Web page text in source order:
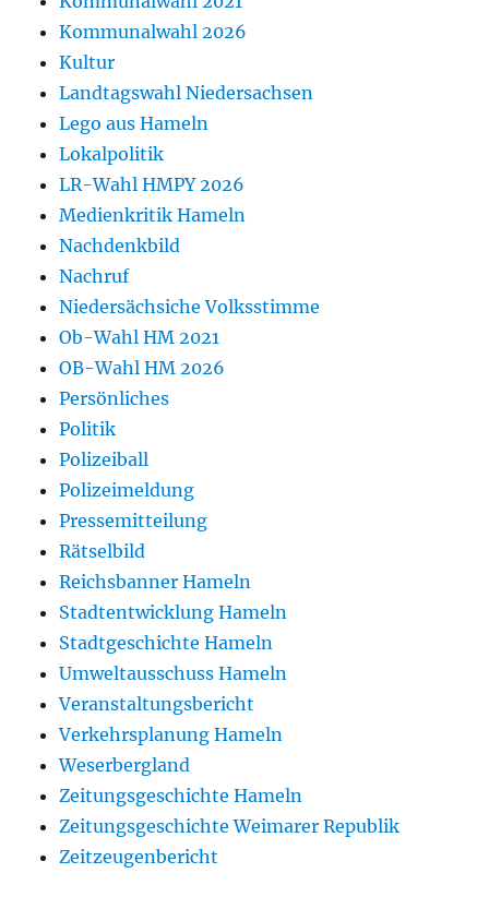
Kommunalwahl 2026
Kultur
Landtagswahl Niedersachsen
Lego aus Hameln
Lokalpolitik
LR-Wahl HMPY 2026
Medienkritik Hameln
Nachdenkbild
Nachruf
Niedersächsiche Volksstimme
Ob-Wahl HM 2021
OB-Wahl HM 2026
Persönliches
Politik
Polizeiball
Polizeimeldung
Pressemitteilung
Rätselbild
Reichsbanner Hameln
Stadtentwicklung Hameln
Stadtgeschichte Hameln
Umweltausschuss Hameln
Veranstaltungsbericht
Verkehrsplanung Hameln
Weserbergland
Zeitungsgeschichte Hameln
Zeitungsgeschichte Weimarer Republik
Zeitzeugenbericht